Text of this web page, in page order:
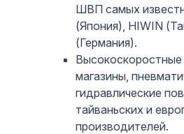
ШВП самых
(Япония), HIWIN
(Германия).
магазины,
гидравлические
тайваньских и
производителей.